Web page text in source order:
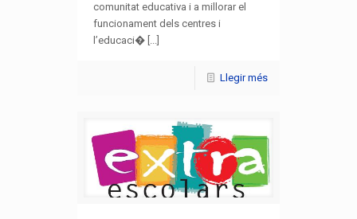
comunitat educativa i a millorar el
funcionament dels centres i
l’educaci� [...]
Llegir més